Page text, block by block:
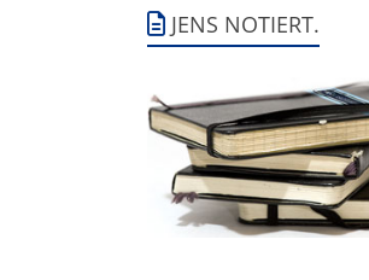
JENS NOTIERT.